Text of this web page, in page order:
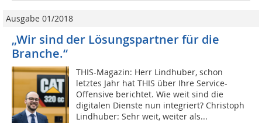
Ausgabe 01/2018
„Wir sind der Lösungspartner für die
Branche.“
THIS-Magazin: Herr Lindhuber, schon
letztes Jahr hat THIS über Ihre Service-
Offensive berichtet. Wie weit sind die
digitalen Dienste nun integriert? Christoph
Lindhuber: Sehr weit, weiter als...